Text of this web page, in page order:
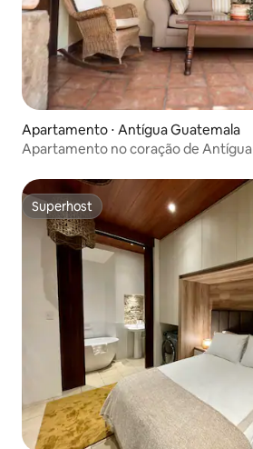
Apartamento ⋅ Antígua Guatemala
Apartamento no coração de Antígua
Superhost
Superhost